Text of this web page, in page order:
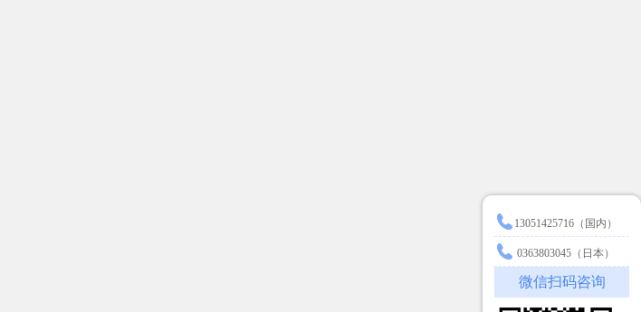
13051425716（国内）
0363803045（日本）
微信扫码咨询